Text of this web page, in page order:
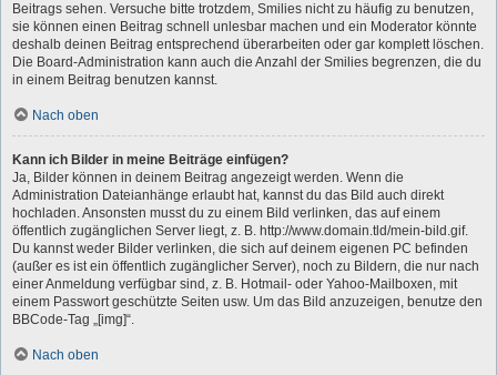
Beitrags sehen. Versuche bitte trotzdem, Smilies nicht zu häufig zu benutzen,
sie können einen Beitrag schnell unlesbar machen und ein Moderator könnte
deshalb deinen Beitrag entsprechend überarbeiten oder gar komplett löschen.
Die Board-Administration kann auch die Anzahl der Smilies begrenzen, die du
in einem Beitrag benutzen kannst.
Nach oben
Kann ich Bilder in meine Beiträge einfügen?
Ja, Bilder können in deinem Beitrag angezeigt werden. Wenn die
Administration Dateianhänge erlaubt hat, kannst du das Bild auch direkt
hochladen. Ansonsten musst du zu einem Bild verlinken, das auf einem
öffentlich zugänglichen Server liegt, z. B. http://www.domain.tld/mein-bild.gif.
Du kannst weder Bilder verlinken, die sich auf deinem eigenen PC befinden
(außer es ist ein öffentlich zugänglicher Server), noch zu Bildern, die nur nach
einer Anmeldung verfügbar sind, z. B. Hotmail- oder Yahoo-Mailboxen, mit
einem Passwort geschützte Seiten usw. Um das Bild anzuzeigen, benutze den
BBCode-Tag „[img]“.
Nach oben